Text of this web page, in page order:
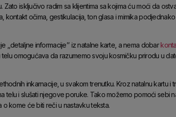
isključivo radim sa klijentima sa kojima ću moći da
očima, gestikulacija, ton glasa i mimika
informacije’’ iz natalne karte, a nema dobar
omogućava da razumemo svoju kosmičku prirodu u
inkarnacije, u svakom trenutku. Kroz natalnu kartu i
telu i slušati njegove poruke. Tako možemo pomoći sebi
kome će biti reči u nastavku teksta.